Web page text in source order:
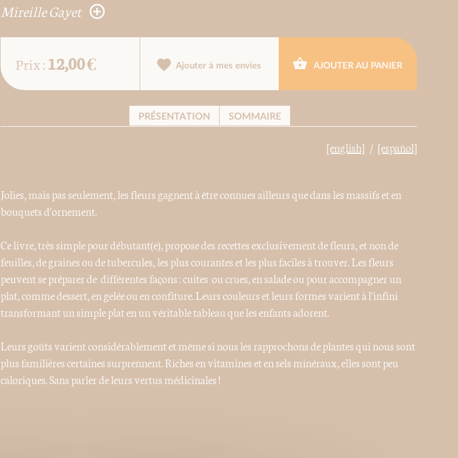
Mireille Gayet
Prix : 12,00 € Ajouter à mes envies AJOUTER AU PANIER
PRÉSENTATION SOMMAIRE
[english] [español]
Jolies, mais pas seulement, les fleurs gagnent à être connues ailleurs que dans les massifs et en
bouquets d'ornement.
Ce livre, très simple pour débutant(e), propose des recettes exclusivement de fleurs, et non de
feuilles, de graines ou de tubercules, les plus courantes et les plus faciles à trouver. Les fleurs
peuvent se préparer de différentes façons : cuites ou crues, en salade ou pour accompagner un
plat, comme dessert, en gelée ou en confiture. Leurs couleurs et leurs formes varient à l'infini
transformant un simple plat en un véritable tableau que les enfants adorent.
Leurs goûts varient considérablement et même si nous les rapprochons de plantes qui nous sont
plus familières certaines surprennent. Riches en vitamines et en sels minéraux, elles sont peu
caloriques. Sans parler de leurs vertus médicinales !